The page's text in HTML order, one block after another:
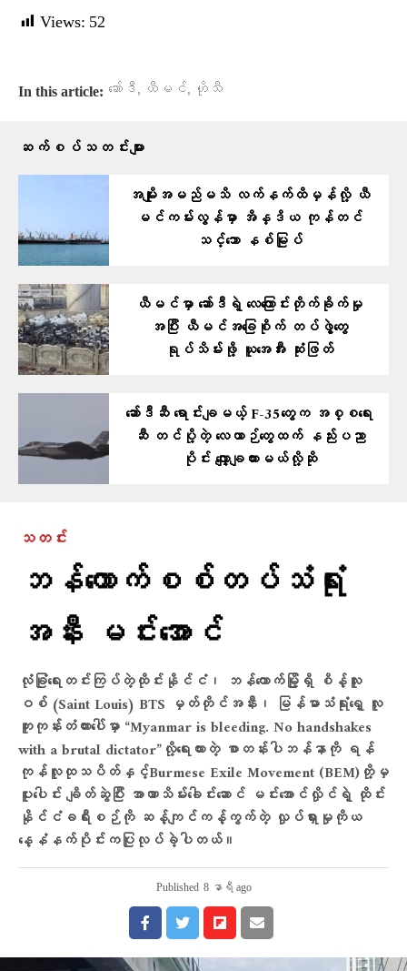
Views: 52
In this article: ဆော်ဒီ, ယီမင်, ဟိုသီ
ဆက်စပ်သတင်းများ
အမျိုးအမည်မသိ လက်နက်ထိမှန်လို့ ယီ
မင်ကမ်းလွန်မှာ အိန္ဒိယ ကုန်တင်
သင်္ဘော နစ်မြုပ်
ယီမင်မှာ ဆော်ဒီရဲ့ လေကြောင်းတိုက်ခိုက်မှု
အပြီး ယီမင်အခြေစိုက် တပ်ဖွဲ့တွေ
ရုပ်သိမ်းဖို့ ယူအေအီး ဆုံးဖြတ်
ဆော်ဒီဆီ ရောင်းချမယ့် F-35တွေက အစ္စရေး
ဆီ တင်ပို့တဲ့ လေယာဉ်တွေထက် နည်းပညာ
ပိုင်း လျှော့ချထားမယ်လို့ဆို
သတင်း
ဘန်​ကောက်စစ်တပ်သံရုံး
အနီး မင်း​အောင်
လုံခြုံရေးတင်းကြပ်တဲ့ထိုင်းနိုင်ငံ၊ ဘန်ကောက်မြို့ရှိ စိန့်လူး
ဝစ် (Saint Louis) BTS မှတ်တိုင်အနီး၊ မြန်မာသံရုံးရှေ့ လူ
ကူးကုန်းတံတားပေါ်မှာ “Myanmar is bleeding. No handshakes
with a brutal dictator”လို့​ရေးထားတဲ့ စာတန်းပါဘန်နာကို ရန်
ကုန်လူထုသပိတ်နှင့်Burmese Exile Movement (BEM)တို့မှ
ပူးပေါင်း ချိတ်ဆွဲပြီး အာဏာသိမ်း​ခေါင်း​ဆောင် မင်းအောင်လှိုင်ရဲ့ ထိုင်း
နိုင်ငံခရီးစဉ်ကို ဆန့်ကျင်ကန့်ကွက်တဲ့ လှုပ်ရှားမှုကိုယ​​
နေ့နံနက်ပိုင်းကပြုလုပ်ခဲ့ပါတယ်။
Published 8 နာရီ ago